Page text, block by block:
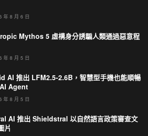
年 8 月 6 日
Mythos 5 虛構身分誘騙人類通過惡意程
年 8 月 5 日
AI 推出 LFM2.5-2.6B，智慧型手機也能順暢
Agent
年 8 月 5 日
AI 推出 Shieldstral 以自然語言政策審查文
片